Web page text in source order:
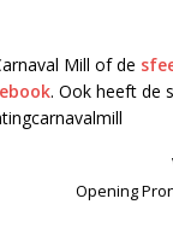
Mill of de
. Ook heeft de
Opening